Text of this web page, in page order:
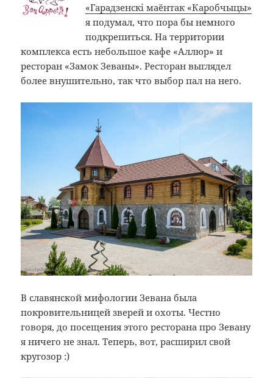
«Гарадзенскi маёнтак «Каробчыцы»
я подумал, что пора бы немного
подкрепиться. На территории
комплекса есть небольшое кафе «Аллюр» и
ресторан «Замок Зеваны». Ресторан выглядел
более внушительно, так что выбор пал на него.
В славянской мифологии Зевана была
покровительницей зверей и охоты. Честно
говоря, до посещения этого ресторана про Зевану
я ничего не знал. Теперь, вот, расширил свой
кругозор :)